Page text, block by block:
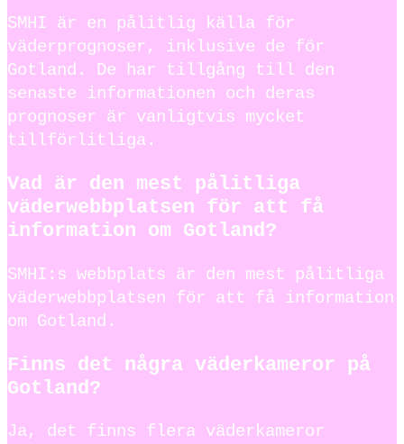
SMHI är en pålitlig källa för
väderprognoser, inklusive de för
Gotland. De har tillgång till den
senaste informationen och deras
prognoser är vanligtvis mycket
tillförlitliga.
Vad är den mest pålitliga
väderwebbplatsen för att få
information om Gotland?
SMHI:s webbplats är den mest pålitliga
väderwebbplatsen för att få information
om Gotland.
Finns det några väderkameror på
Gotland?
Ja, det finns flera väderkameror